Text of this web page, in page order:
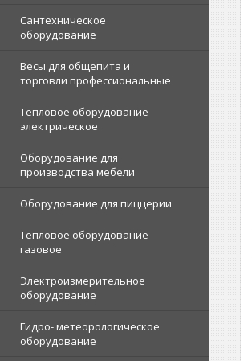
Сантехническое
оборудование
Весы для общепита и
торговли профессиональные
Тепловое оборудование
электрическое
Оборудование для
производства мебели
Оборудование для пиццерии
Тепловое оборудование
газовое
Электроизмерительное
оборудование
Гидро- метеорологическое
оборудование